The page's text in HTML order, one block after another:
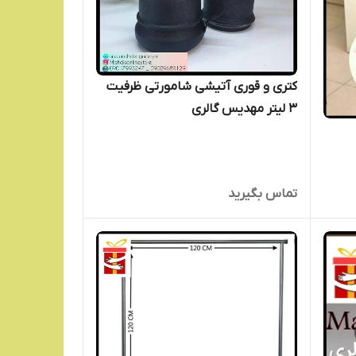
کتری و قوری آتیشی شامورتی ظرفیت
3 لیتر مهدیس گالری
تماس بگیرید